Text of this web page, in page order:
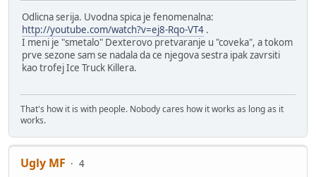
Odlicna serija. Uvodna spica je fenomenalna:
http://youtube.com/watch?v=ej8-Rqo-VT4 .
I meni je "smetalo" Dexterovo pretvaranje u "coveka", a tokom
prve sezone sam se nadala da ce njegova sestra ipak zavrsiti
kao trofej Ice Truck Killera.
That's how it is with people. Nobody cares how it works as long as it
works.
Ugly MF
4